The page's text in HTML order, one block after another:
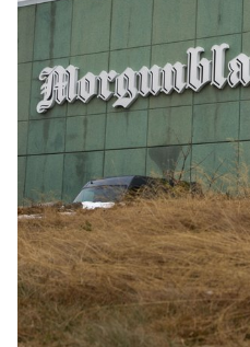
MINNING
Ófeigur Sigurpáll
látinn